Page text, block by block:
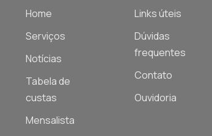
Home
Serviços
Notícias
Tabela de
custas
Mensalista
Links úteis
Dúvidas
frequentes
Contato
Ouvidoria